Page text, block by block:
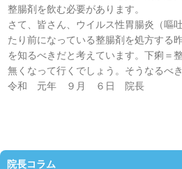
整腸剤を飲む必要があります。
さて、皆さん、ウイルス性胃腸炎（嘔
たり前になっている整腸剤を処方する
を知るべきだと考えています。下痢＝
無くなって行くでしょう。そうなるべき
令和 元年 ９月 ６日 院長
院長コラム